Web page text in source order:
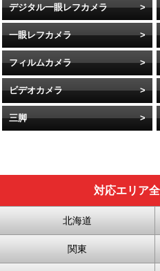
デジタル一眼レフカメラ
一眼レフカメラ
フィルムカメラ
ビデオカメラ
三脚
対応エリア
北海道
関東